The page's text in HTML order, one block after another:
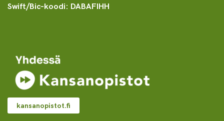
Swift/Bic-koodi: DABAFIHH
kansanopistot.fi